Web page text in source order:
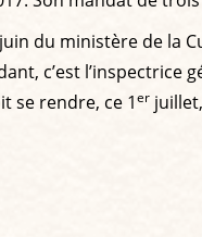
du ministère de la
c’est l’inspectrice
se rendre, ce 1er